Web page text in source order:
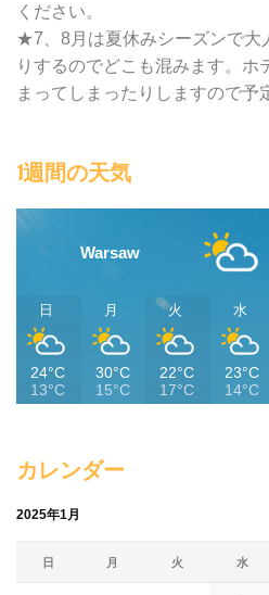
ください。
★7、8月は夏休みシーズンで大
りするのでどこも混みます。ホ
まってしまったりしますので予
1週間の天気
Warsaw
日
24°C
13°C
月
30°C
15°C
火
22°C
17°C
水
23°C
14°C
カレンダー
2025年1月
日 月 火 水